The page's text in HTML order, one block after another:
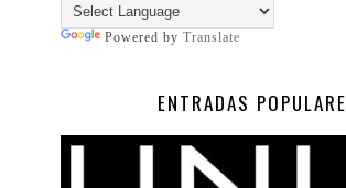
Powered by Translate
ENTRADAS